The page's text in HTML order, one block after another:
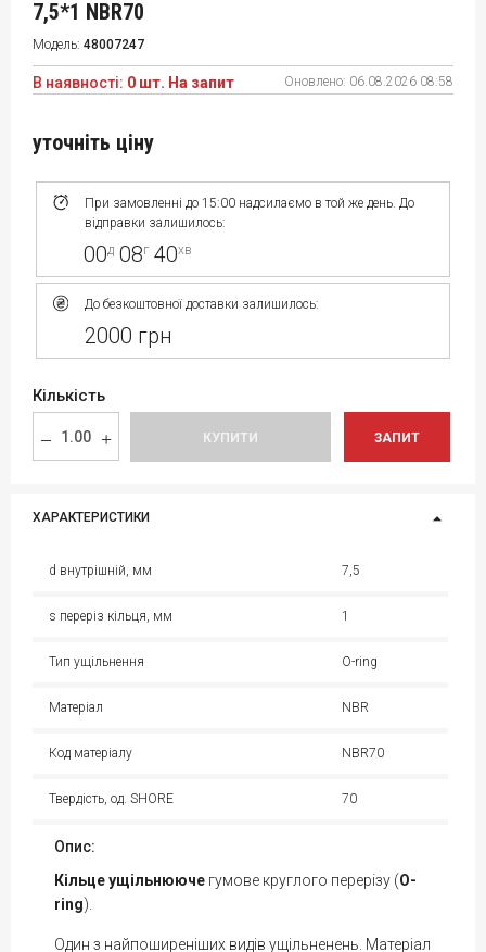
7,5*1 NBR70
Модель: 48007247
В наявності: 0 шт. На запит Оновлено: 06.08.2026 08:58
При замовленні до 15:00 надсилаємо в той же день. До
відправки залишилось:
00д 08г 40хв
До безкоштовної доставки залишилось:
2000 грн
уточніть ціну
Кількість
КУПИТИ ЗАПИТ
ХАРАКТЕРИСТИКИ
d внутрішній, мм 7,5
s переріз кільця, мм 1
Тип ущільнення O-ring
Матеріал NBR
Код матеріалу NBR70
Твердість, од. SHORE 70
Опис:
Кільцеущільнююче гумове круглого перерізу (O-
ring).
Один з найпоширеніших видів ущільненень. Матеріал